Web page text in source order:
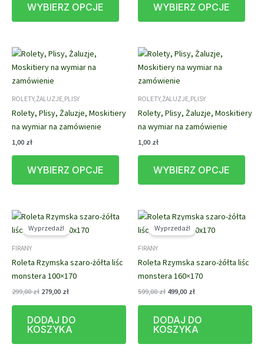
WYBIERZ OPCJE
ma
wariantów.
stronie
produktu
WYBIERZ OPCJE
ma
ROLETY,ŻALUZJE,PLISY
Rolety, Plisy, Żaluzje, Moskitiery
na wymiar na zamówienie
1,00 zł
WYBIERZ OPCJE
Ten
ma
wariantów.
wybrać
na
stronie
produktu
ROLETY,ŻALUZJE,PLISY
Rolety, Plisy, Żaluzje, Moskitiery
na wymiar na zamówienie
1,00 zł
WYBIERZ OPCJE
Ten
ma
na
Wyprzedaż!
FIRANY
Roleta Rzymska szaro-żółta liśc
monstera 100×170
299,00zł Pierwotna
299,00 zł.
279,00 złAktualna
279,00 zł.
DODAJ DO
KOSZYKA
Wyprzedaż!
FIRANY
Roleta Rzymska szaro-żółta liśc
monstera 160×170
599,00zł Pierwotna
599,00 zł.
499,00 złAktualna
499,00 zł.
DODAJ DO
KOSZYKA